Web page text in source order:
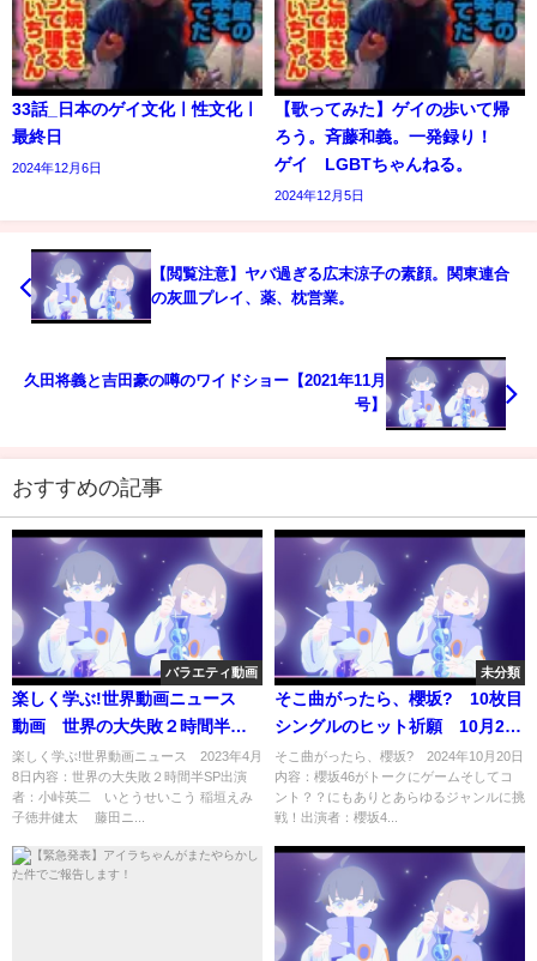
33話_日本のゲイ文化ㅣ性文化ㅣ
最終日
2024年12月6日
【歌ってみた】ゲイの歩いて帰
ろう。斉藤和義。一発録り！
ゲイ LGBTちゃんねる。
2024年12月5日
【閲覧注意】ヤバ過ぎる広末涼子の素顔。関東連合
の灰皿プレイ、薬、枕営業。
久田将義と吉田豪の噂のワイドショー【2021年11月
号】
おすすめの記事
バラエティ動画
楽しく学ぶ!世界動画ニュース
動画 世界の大失敗２時間半
SP 4月8日
楽しく学ぶ!世界動画ニュース 2023年4月
8日内容：世界の大失敗２時間半SP出演
者：小峠英二 いとうせいこう 稲垣えみ
子徳井健太 藤田ニ...
未分類
そこ曲がったら、櫻坂? 10枚目
シングルのヒット祈願 10月20
日
そこ曲がったら、櫻坂? 2024年10月20日
内容：櫻坂46がトークにゲームそしてコ
ント？？にもありとあらゆるジャンルに挑
戦！出演者：櫻坂4...